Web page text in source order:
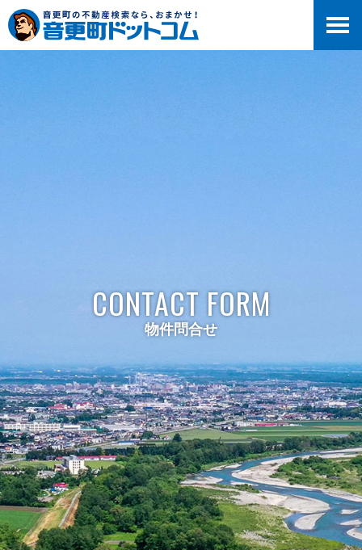
CONTACT FORM
物件問合せ